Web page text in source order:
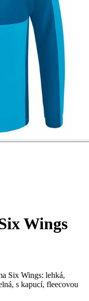
Wings
Six Wings: lehká,
s kapucí, fleecovou